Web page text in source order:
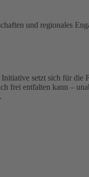
und regionales
setzt sich für
frei entfalten kann –